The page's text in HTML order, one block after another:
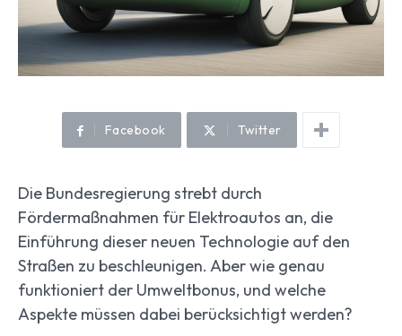
Facebook Twitter
Die Bundesregierung strebt durch
Fördermaßnahmen für Elektroautos an, die
Einführung dieser neuen Technologie auf den
Straßen zu beschleunigen. Aber wie genau
funktioniert der Umweltbonus, und welche
Aspekte müssen dabei berücksichtigt werden?